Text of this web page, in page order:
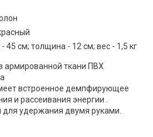
45 см; толщина - 12 см; вес - 1,5 кг
армированной ткани ПВХ
встроенное демпфирующее
и рассеивания энергии .
для удержания двумя руками.